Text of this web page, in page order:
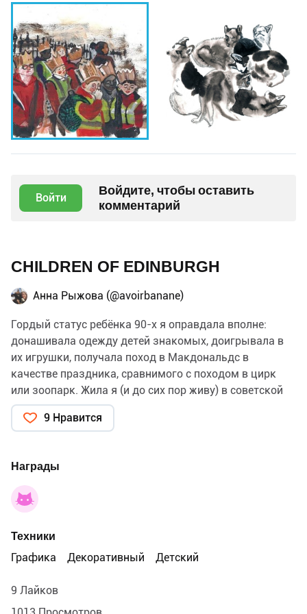
Войти
Войдите, чтобы оставить
комментарий
CHILDREN OF EDINBURGH
Анна Рыжова (@avoirbanane)
Гордый статус ребёнка 90-х я оправдала вполне:
донашивала одежду детей знакомых, доигрывала в
их игрушки, получала поход в Макдональдс в
качестве праздника, сравнимого с походом в цирк
или зоопарк. Жила я (и до сих пор живу) в советской
блочной пятиэтажке с крошечной кухней и ещё более
крошечными потолками, а гуляла только под
только в пятом классе (когда появились карманные
деньги, но волшебство пикселей в яйце уже порядком
поистрепалось), а возможность близко ознакомиться
только когда начала давать уроки рисования детям,
многие из которых обладали огромным количеством
находились довольно далеко от дома - в первую
9 Нравится
Награды
Техники
Графика
Декоративный Детский
9 Лайков